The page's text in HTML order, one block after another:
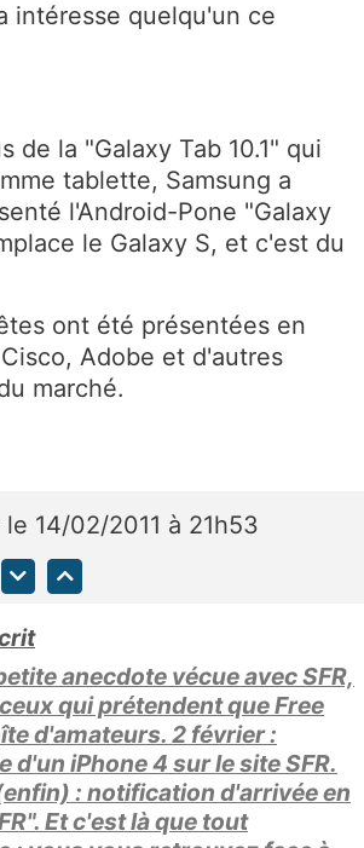
intéresse quelqu'un ce
de la "Galaxy Tab 10.1" qui
tablette, Samsung a
l'Android-Pone "Galaxy
le Galaxy S, et c'est du
ont été présentées en
Adobe et d'autres
marché.
le 14/02/2011 à 21h53
anecdote vécue avec SFR,
qui prétendent que Free
d'amateurs. 2 février :
d'un iPhone 4 sur le site SFR.
: notification d'arrivée en
Et c'est là que tout